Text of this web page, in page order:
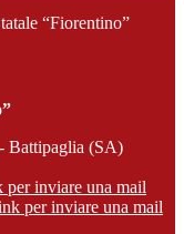
“Fiorentino”
Battipaglia (SA)
per inviare una mail
per inviare una mail